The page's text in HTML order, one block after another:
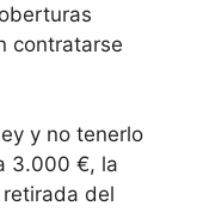
contratarse
y no tenerlo
3.000 €, la
del